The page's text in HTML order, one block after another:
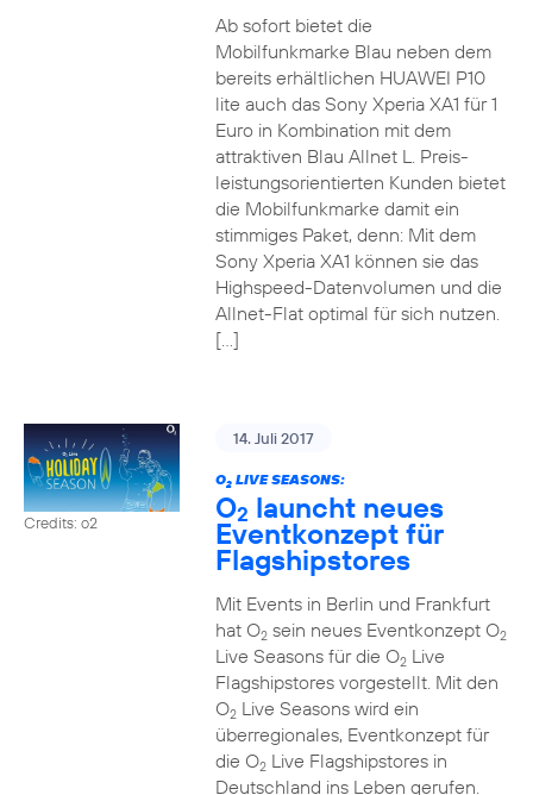
Ab sofort bietet die
Mobilfunkmarke Blau neben dem
bereits erhältlichen HUAWEI P10
lite auch das Sony Xperia XA1 für 1
Euro in Kombination mit dem
attraktiven Blau Allnet L. Preis-
leistungsorientierten Kunden bietet
die Mobilfunkmarke damit ein
stimmiges Paket, denn: Mit dem
Sony Xperia XA1 können sie das
Highspeed-Datenvolumen und die
Allnet-Flat optimal für sich nutzen.
[…]
Credits: o2
14. Juli 2017
O2LIVE SEASONS:
O2 launcht neues
Eventkonzept für
Flagshipstores
Mit Events in Berlin und Frankfurt
hat O2sein neues Eventkonzept O2
Live Seasons für die O2Live
Flagshipstores vorgestellt. Mit den
O2Live Seasons wird ein
überregionales, Eventkonzept für
die O2Live Flagshipstores in
Deutschland ins Leben gerufen.